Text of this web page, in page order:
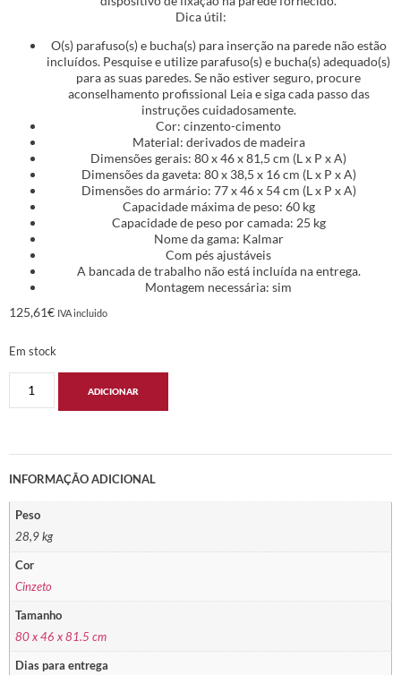
Dica útil:
O(s) parafuso(s) e bucha(s) para inserção na parede não estão
incluídos. Pesquise e utilize parafuso(s) e bucha(s) adequado(s)
para as suas paredes. Se não estiver seguro, procure
aconselhamento profissional Leia e siga cada passo das
instruções cuidadosamente.
Cor: cinzento-cimento
Material: derivados de madeira
Dimensões gerais: 80 x 46 x 81,5 cm (L x P x A)
Dimensões da gaveta: 80 x 38,5 x 16 cm (L x P x A)
Dimensões do armário: 77 x 46 x 54 cm (L x P x A)
Capacidade máxima de peso: 60 kg
Capacidade de peso por camada: 25 kg
Nome da gama: Kalmar
Com pés ajustáveis
A bancada de trabalho não está incluída na entrega.
Montagem necessária: sim
125,61€ IVA incluido
Em stock
ADICIONAR
INFORMAÇÃO ADICIONAL
Peso
28,9 kg
Cor
Cinzeto
Tamanho
80 x 46 x 81.5 cm
Dias para entrega